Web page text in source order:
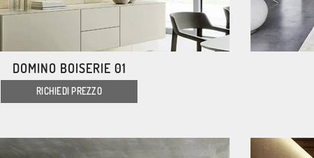
DOMINO BOISERIE 01
RICHIEDI PREZZO